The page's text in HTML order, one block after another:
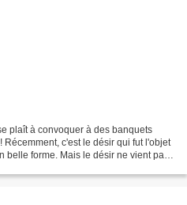
plaît à convoquer à des banquets
c'est le désir qui fut l'objet
belle forme. Mais le désir ne vient pas.